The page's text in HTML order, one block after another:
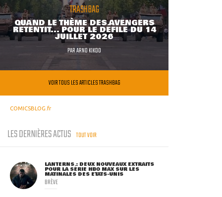
TRASHBAG
QUAND LE THÈME DES AVENGERS
RETENTIT... POUR LE DÉFILÉ DU 14
JUILLET 2026
PARARNO KIKOO
VOIR TOUS LES ARTICLES TRASHBAG
COMICSBLOG.fr
LES DERNIÈRES ACTUS TOUT VOIR
LANTERNS : DEUX NOUVEAUX EXTRAITS
POUR LA SÉRIE HBO MAX SUR LES
MATINALES DES ETATS-UNIS
BRÈVE